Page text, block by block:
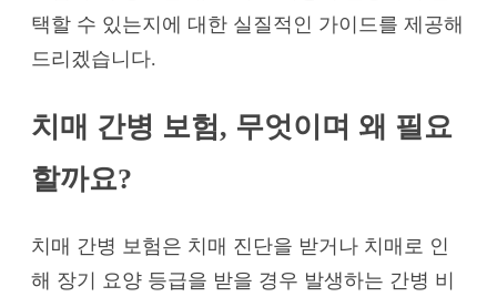
택할 수 있는지에 대한 실질적인 가이드를 제공해
드리겠습니다.
치매 간병 보험, 무엇이며 왜 필요
할까요?
치매 간병 보험은 치매 진단을 받거나 치매로 인
해 장기 요양 등급을 받을 경우 발생하는 간병 비